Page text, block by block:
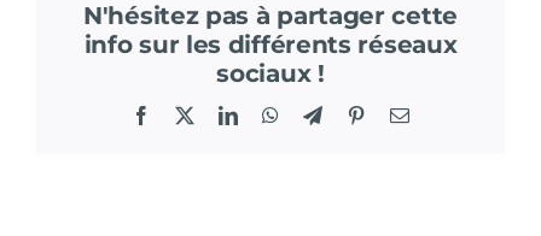
N'hésitez pas à partager cette
info sur les différents réseaux
sociaux !
Facebook LinkedInWhatsApp
TelegramPinterestEmail